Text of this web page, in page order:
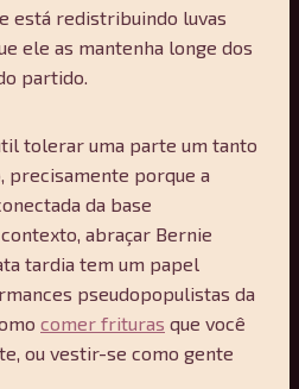
está redistribuindo luvas
ele as mantenha longe dos
partido.
tolerar uma parte um tanto
precisamente porque a
da base
abraçar Bernie
tardia tem um papel
pseudopopulistas da
comer frituras que você
ou vestir-se como gente